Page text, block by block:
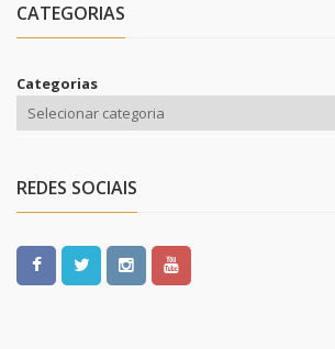
CATEGORIAS
Categorias
REDES SOCIAIS